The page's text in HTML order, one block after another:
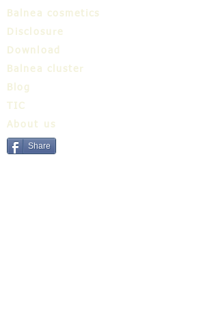
Balnea cosmetics
Disclosure
Download
Balnea cluster
Blog
TIC
About us
Share